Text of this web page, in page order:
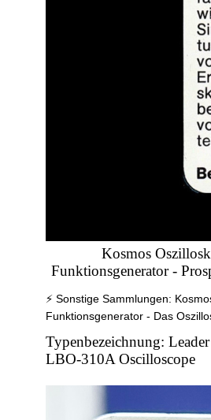
Kosmos
Funktionsgenerator -
⚡ Sonstige Sammlungen:
Funktionsgenerator - Das
Typenbezeichnung:
LBO-310A Oscilloscope